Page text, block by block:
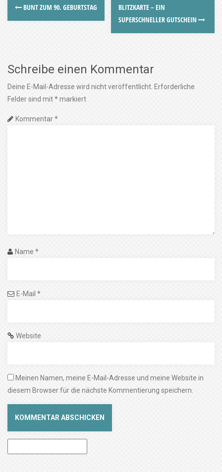
BUNT ZUM 90. GEBURTSTAG
BLITZKARTE – EIN
SUPERSCHNELLER GUTSCHEIN
Schreibe einen Kommentar
Deine E-Mail-Adresse wird nicht veröffentlicht. Erforderliche
Felder sind mit*markiert
Kommentar*
Name *
E-Mail *
Website
Meinen Namen, meine E-Mail-Adresse und meine Website in
diesem Browser für die nächste Kommentierung speichern.